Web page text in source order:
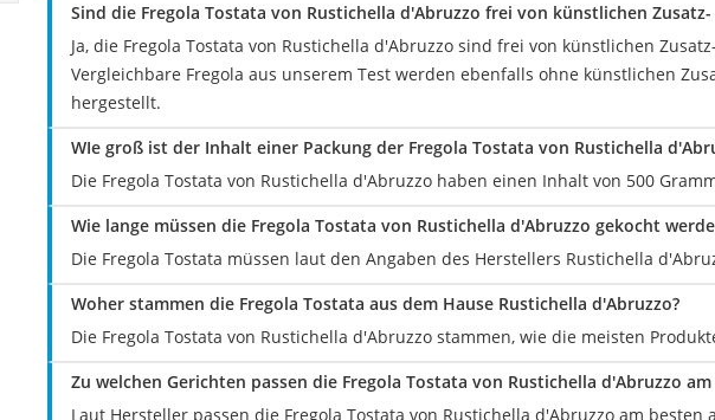
Sind die Fregola Tostata von Rustichella d'Abruzzo frei von künstlichen
Ja, die Fregola Tostata von Rustichella d'Abruzzo sind frei von künstlichen
Vergleichbare Fregola aus unserem Test werden ebenfalls ohne künstlichen
hergestellt.
WIe groß ist der Inhalt einer Packung der Fregola Tostata von Rustichella
Die Fregola Tostata von Rustichella d'Abruzzo haben einen Inhalt von 500
Wie lange müssen die Fregola Tostata von Rustichella d'Abruzzo gekocht
Die Fregola Tostata müssen laut den Angaben des Herstellers Rustichella
Woher stammen die Fregola Tostata aus dem Hause Rustichella d'Abruzzo?
Die Fregola Tostata von Rustichella d'Abruzzo stammen, wie die meisten
Zu welchen Gerichten passen die Fregola Tostata von Rustichella d'Abruzzo am
Laut Hersteller passen die Fregola Tostata von Rustichella d'Abruzzo am besten